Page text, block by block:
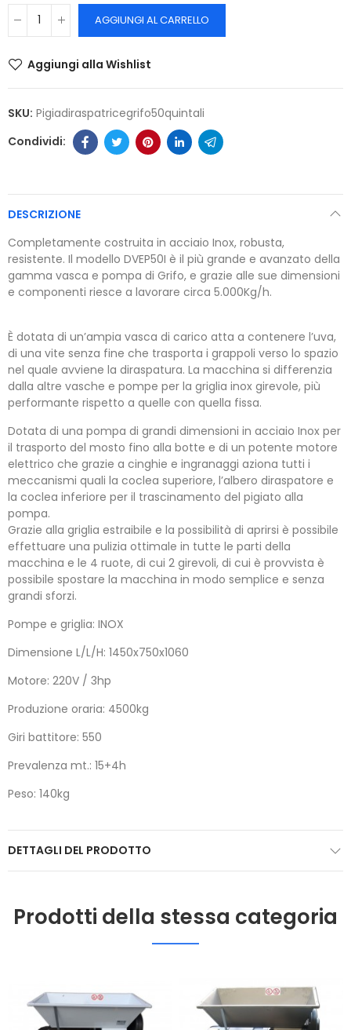
AGGIUNGI AL CARRELLO
Aggiungi alla Wishlist
SKU: Pigiadiraspatricegrifo50quintali
DESCRIZIONE
Completamente costruita in acciaio Inox, robusta,
resistente. Il modello DVEP50I è il più grande e avanzato della
gamma vasca e pompa di Grifo, e grazie alle sue dimensioni
e componenti riesce a lavorare circa 5.000Kg/h.
È dotata di un’ampia vasca di carico atta a contenere l’uva,
di una vite senza fine che trasporta i grappoli verso lo spazio
nel quale avviene la diraspatura. La macchina si differenzia
dalla altre vasche e pompe per la griglia inox girevole, più
performante rispetto a quelle con quella fissa.
Dotata di una pompa di grandi dimensioni in acciaio Inox per
il trasporto del mosto fino alla botte e di un potente motore
elettrico che grazie a cinghie e ingranaggi aziona tutti i
meccanismi quali la coclea superiore, l’albero diraspatore e
la coclea inferiore per il trascinamento del pigiato alla
pompa.
Grazie alla griglia estraibile e la possibilità di aprirsi è possibile
effettuare una pulizia ottimale in tutte le parti della
macchina e le 4 ruote, di cui 2 girevoli, di cui è provvista è
possibile spostare la macchina in modo semplice e senza
grandi sforzi.
Pompe e griglia: INOX
Dimensione L/L/H: 1450x750x1060
Motore: 220V / 3hp
Produzione oraria: 4500kg
Giri battitore: 550
Prevalenza mt.: 15+4h
Peso: 140kg
DETTAGLI DEL PRODOTTO
Prodotti della stessa categoria